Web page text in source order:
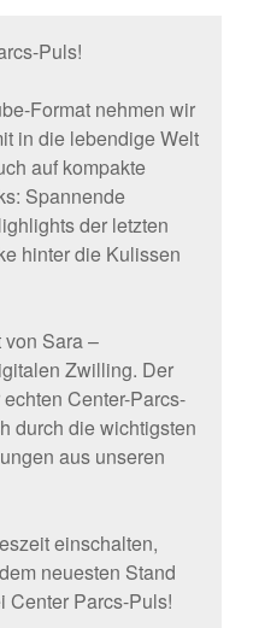
Puls!
Format nehmen wir
in die lebendige Welt
auf kompakte
Spannende
der letzten
hinter die Kulissen
von Sara –
Zwilling. Der
Center-Parcs-
durch die wichtigsten
aus unseren
einschalten,
neuesten Stand
Center Parcs-Puls!